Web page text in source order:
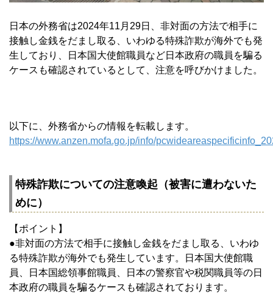
日本の外務省は2024年11月29日、非対面の方法で相手に
接触し金銭をだまし取る、いわゆる特殊詐欺が海外でも発
生しており、日本国大使館職員など日本政府の職員を騙る
ケースも確認されているとして、注意を呼びかけました。
以下に、外務省からの情報を転載します。
https://www.anzen.mofa.go.jp/info/
特殊詐欺についての注意喚起（被害に遭わないた
めに）
【ポイント】
●非対面の方法で相手に接触し金銭をだまし取る、いわゆ
る特殊詐欺が海外でも発生しています。日本国大使館職
員、日本国総領事館職員、日本の警察官や税関職員等の日
本政府の職員を騙るケースも確認されております。